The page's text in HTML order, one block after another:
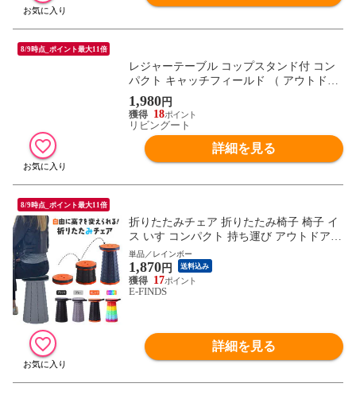
8/9時点_ポイント最大11倍
レジャーテーブル コップスタンド付 コン
パクト キャッチフィールド （ アウトドア
テーブル ピクニックテーブル 折りたたみ
カップホルダー テーブル アウトドア ハン
ディテーブル 運動会 行楽 レジャー 試合観
戦 約 幅50cm ）
1,980円
18
リビングート
詳細を見る
8/9時点_ポイント最大11倍
折りたたみチェア 折りたたみ椅子 椅子 イ
ス いす コンパクト 持ち運び アウトドア
キャンプ 折り畳み チェア 携帯 ミニ 小さ
い 伸縮 ポータブル 屋外 スツール おしゃ
れ カラフル 釣り 台 踏み台 イベント バー
ベキュー フェス 旅行 軽量 軽い BBQ スポ
単品／レインボー
1,870円 送料込み
17
E-FINDS
詳細を見る